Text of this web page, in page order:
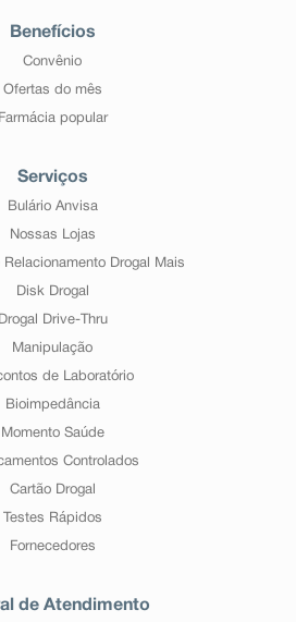
Benefícios
Convênio
Ofertas do mês
Farmácia popular
Serviços
Bulário Anvisa
Nossas Lojas
Relacionamento Drogal Mais
Disk Drogal
Drogal Drive-Thru
Manipulação
de Laboratório
Bioimpedância
Momento Saúde
Controlados
Cartão Drogal
Testes Rápidos
Fornecedores
de Atendimento